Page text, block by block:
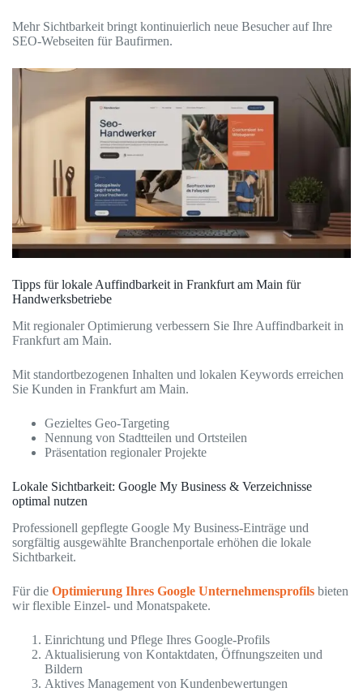
Mehr Sichtbarkeit bringt kontinuierlich neue Besucher auf Ihre
SEO-Webseiten für Baufirmen.
Tipps für lokale Auffindbarkeit in Frankfurt am Main für
Handwerksbetriebe
Mit regionaler Optimierung verbessern Sie Ihre Auffindbarkeit in
Frankfurt am Main.
Mit standortbezogenen Inhalten und lokalen Keywords erreichen
Sie Kunden in Frankfurt am Main.
Gezieltes Geo-Targeting
Nennung von Stadtteilen und Ortsteilen
Präsentation regionaler Projekte
Lokale Sichtbarkeit: Google My Business & Verzeichnisse
optimal nutzen
Professionell gepflegte Google My Business-Einträge und
sorgfältig ausgewählte Branchenportale erhöhen die lokale
Sichtbarkeit.
Für die Optimierung Ihres Google Unternehmensprofils bieten
wir flexible Einzel- und Monatspakete.
Einrichtung und Pflege Ihres Google-Profils
Aktualisierung von Kontaktdaten, Öffnungszeiten und
Bildern
Aktives Management von Kundenbewertungen